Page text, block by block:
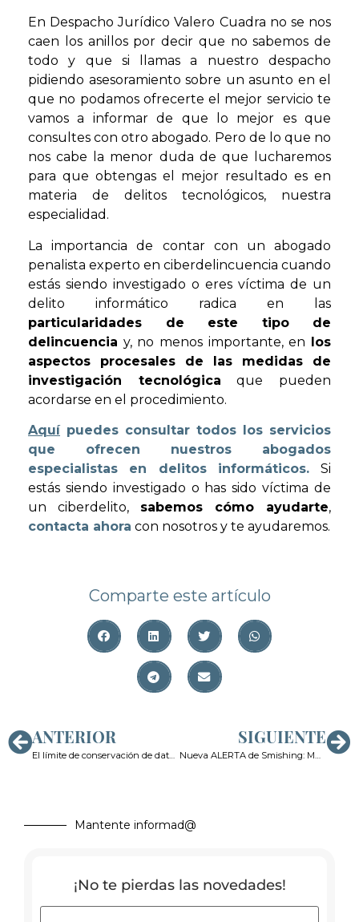
En Despacho Jurídico Valero Cuadra no se nos
caen los anillos por decir que no sabemos de
todo y que si llamas a nuestro despacho
pidiendo asesoramiento sobre un asunto en el
que no podamos ofrecerte el mejor servicio te
vamos a informar de que lo mejor es que
consultes con otro abogado. Pero de lo que no
nos cabe la menor duda de que lucharemos
para que obtengas el mejor resultado es en
materia de delitos tecnológicos, nuestra
especialidad.
La importancia de contar con un abogado
penalista experto en ciberdelincuencia cuando
estás siendo investigado o eres víctima de un
delito informático radica en las
particularidades de este tipo de
delincuencia y, no menos importante, en los
aspectos procesales de las medidas de
investigación tecnológica que pueden
acordarse en el procedimiento.
Aquípuedes consultar todos los servicios
que ofrecen nuestros abogados
especialistas en delitos informáticos. Si
estás siendo investigado o has sido víctima de
un ciberdelito, sabemos cómo ayudarte,
contacta ahora con nosotros y te ayudaremos.
Comparte este artículo
ANTERIOR
El límite de conservación de datos biométricos en bases de datos policiales
SIGUIENTE
Nueva ALERTA de Smishing: Multas falsas de la DGT
Mantente informad@
¡No te pierdas las novedades!